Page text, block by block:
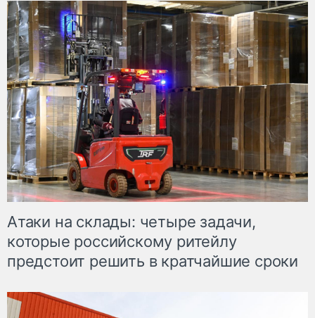
Атаки на склады: четыре задачи,
которые российскому ритейлу
предстоит решить в кратчайшие сроки